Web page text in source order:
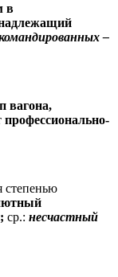
в
–
вагона,
профессионально-
степенью
ср.: несчастный